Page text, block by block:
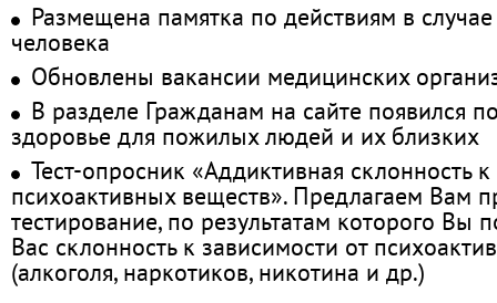
Размещена памятка по действиям в
человека
Обновлены вакансии медицинских
В разделе Гражданам на сайте появился
здоровье для пожилых людей и их близких
Тест-опросник «Аддиктивная склонность
психоактивных веществ». Предлагаем Вам
тестирование, по результатам которого Вы
Вас склонность к зависимости от
(алкоголя, наркотиков, никотина и др.)